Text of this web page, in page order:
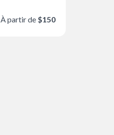
À partir de $150